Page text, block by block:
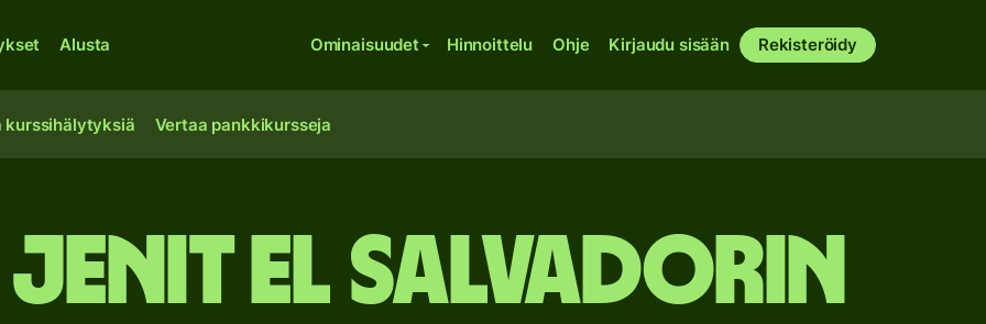
Alusta Ominaisuudet Hinnoittelu Ohje Kirjaudu sisään Rekisteröidy
kurssihälytyksiä Vertaa pankkikursseja
El Salvadorin